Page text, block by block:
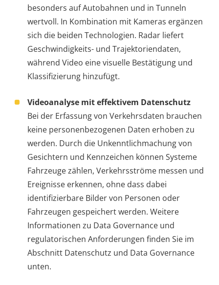
besonders auf Autobahnen und in Tunneln
wertvoll. In Kombination mit Kameras ergänzen
sich die beiden Technologien. Radar liefert
Geschwindigkeits- und Trajektoriendaten,
während Video eine visuelle Bestätigung und
Klassifizierung hinzufügt.
Videoanalyse mit effektivem Datenschutz
Bei der Erfassung von Verkehrsdaten brauchen
keine personenbezogenen Daten erhoben zu
werden. Durch die Unkenntlichmachung von
Gesichtern und Kennzeichen können Systeme
Fahrzeuge zählen, Verkehrsströme messen und
Ereignisse erkennen, ohne dass dabei
identifizierbare Bilder von Personen oder
Fahrzeugen gespeichert werden. Weitere
Informationen zu Data Governance und
regulatorischen Anforderungen finden Sie im
Abschnitt Datenschutz und Data Governance
unten.